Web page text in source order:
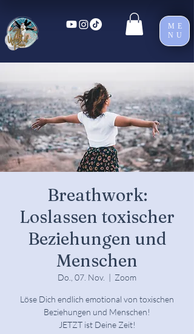
ME
NU
Breathwork:
Loslassen toxischer
Beziehungen und
Menschen
Do., 07. Nov.
  |
Zoom
Löse Dich endlich emotional von toxischen
Beziehungen und Menschen!
JETZT ist Deine Zeit!